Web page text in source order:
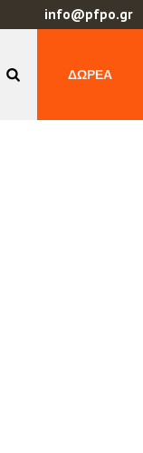
info@pfpo.gr
ΔΩΡΕΆ